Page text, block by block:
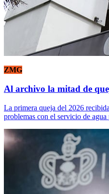
ZMG
Al archivo la mitad de
La primera queja del 2026
problemas con el servicio de agua